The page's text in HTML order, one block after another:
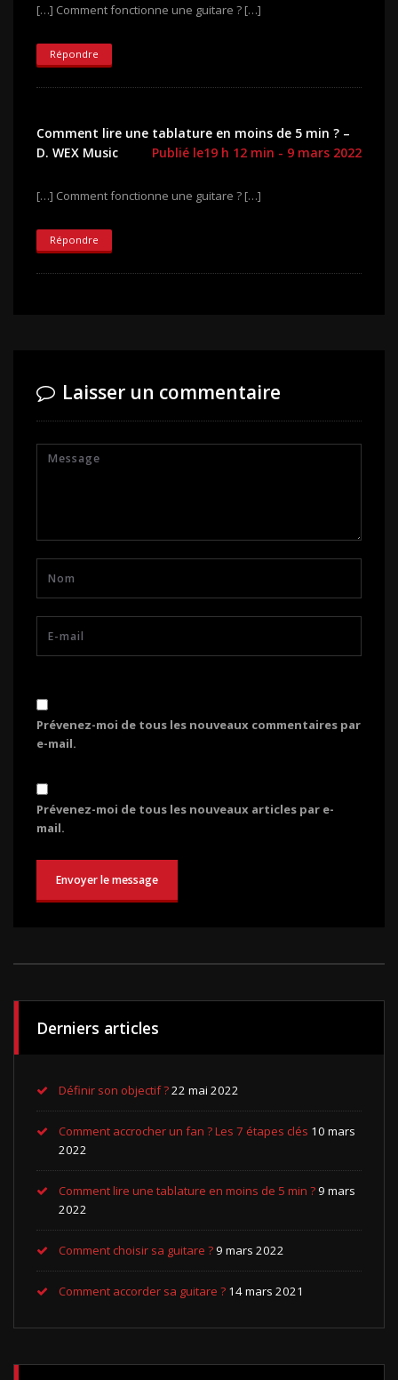
[…] Comment fonctionne une guitare ? […]
Répondre
Comment lire une tablature en moins de 5 min ? –
D. WEX Music
Publié le19 h 12 min - 9 mars 2022
[…] Comment fonctionne une guitare ? […]
Répondre
Laisser un commentaire
Prévenez-moi de tous les nouveaux commentaires par
e-mail.
Prévenez-moi de tous les nouveaux articles par e-
mail.
Derniers articles
Définir son objectif ?22 mai 2022
Comment accrocher un fan ? Les 7 étapes clés 10 mars
2022
Comment lire une tablature en moins de 5 min ? 9 mars
2022
Comment choisir sa guitare ? 9 mars 2022
Comment accorder sa guitare ? 14 mars 2021